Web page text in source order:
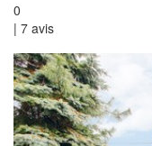
0
| 7 avis